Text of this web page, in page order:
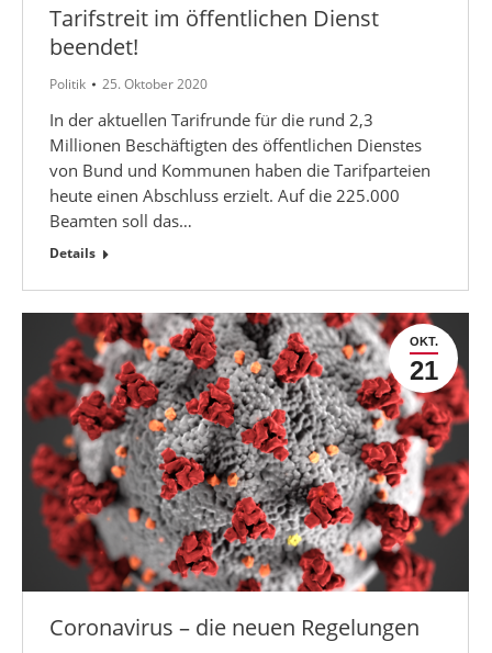
Tarifstreit im öffentlichen Dienst
beendet!
Politik 25. Oktober 2020
In der aktuellen Tarifrunde für die rund 2,3
Millionen Beschäftigten des öffentlichen Dienstes
von Bund und Kommunen haben die Tarifparteien
heute einen Abschluss erzielt. Auf die 225.000
Beamten soll das…
Details
OKT.
21
Coronavirus – die neuen Regelungen